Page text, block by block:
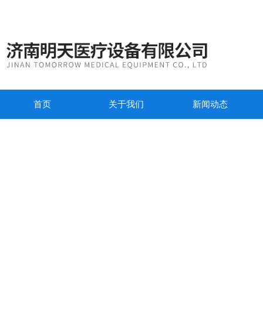
首页 关于我们 新闻动态